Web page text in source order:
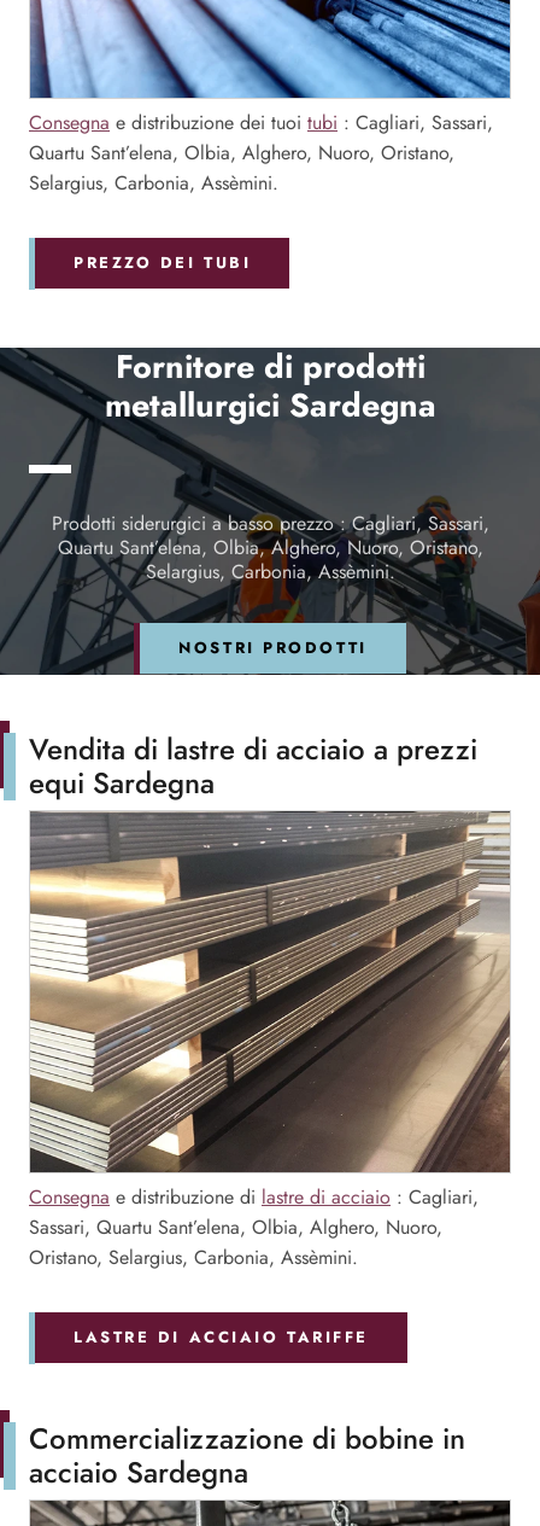
Consegna e distribuzione dei tuoi tubi : Cagliari, Sassari,
Quartu Sant’elena, Olbia, Alghero, Nuoro, Oristano,
Selargius, Carbonia, Assèmini.
PREZZO DEI TUBI
Fornitore di prodotti
metallurgici Sardegna
Prodotti siderurgici a basso prezzo : Cagliari, Sassari,
Quartu Sant’elena, Olbia, Alghero, Nuoro, Oristano,
Selargius, Carbonia, Assèmini.
NOSTRI PRODOTTI
Vendita di lastre di acciaio a prezzi
equi Sardegna
Consegna e distribuzione di lastre di acciaio : Cagliari,
Sassari, Quartu Sant’elena, Olbia, Alghero, Nuoro,
Oristano, Selargius, Carbonia, Assèmini.
LASTRE DI ACCIAIO TARIFFE
Commercializzazione di bobine in
acciaio Sardegna